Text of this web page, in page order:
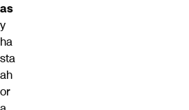
as
y
ha
sta
ah
or